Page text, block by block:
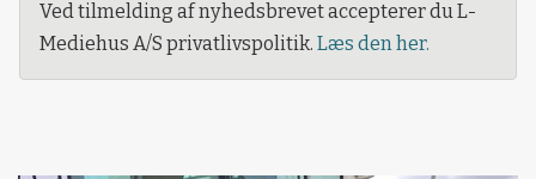
Ved tilmelding af nyhedsbrevet accepterer du L-
Mediehus A/S privatlivspolitik. Læs den her.